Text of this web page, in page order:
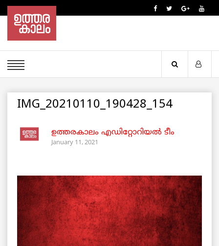
IMG_20210110_190428_154
ഉത്തരകാലം എഡിറ്റോറിയല്‍ ടീം
January 11, 2021